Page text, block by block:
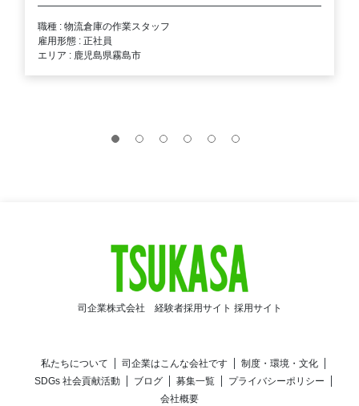
職種 : 物流倉庫の作業スタッフ
雇用形態 : 正社員
エリア : 鹿児島県霧島市
司企業株式会社 経験者採用サイト 採用サイト
私たちについて 司企業はこんな会社です
制度・環境・文化
SDGs 社会貢献活動
ブログ 募集一覧
プライバシーポリシー
会社概要